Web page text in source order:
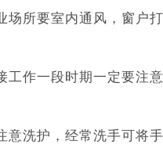
场所要室内通风，窗户
工作一段时期一定要注
意洗护，经常洗手可将